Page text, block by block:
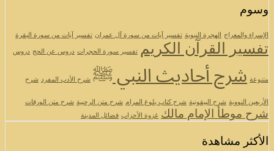
وسوم
الإسراء والمعراج الهجرة النبوية تفسير آيات من سورة آل عمران تفسير آيات من سورة البقرة
تفسير القرآن الكريم تفسير سورة الحجرات دروس عن الحج دروس
متنوعة شرح أحاديث النبي ﷺ شرح الأدب المفرد شرح
الأربعين النووية شرح البيقونية شرح كتاب بلوغ المرام شرح متن الرحبية شرح متن الورقات
شرح موطأ الإمام مالك غزوة الأحزاب فضائل المدينة
الأكثر مشاهدة